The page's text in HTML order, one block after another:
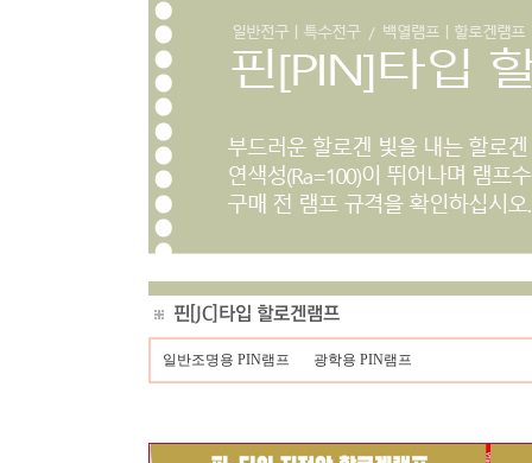
일반조명용 PIN램프 광학용 PIN램프